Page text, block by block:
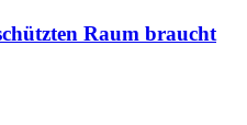
Raum braucht